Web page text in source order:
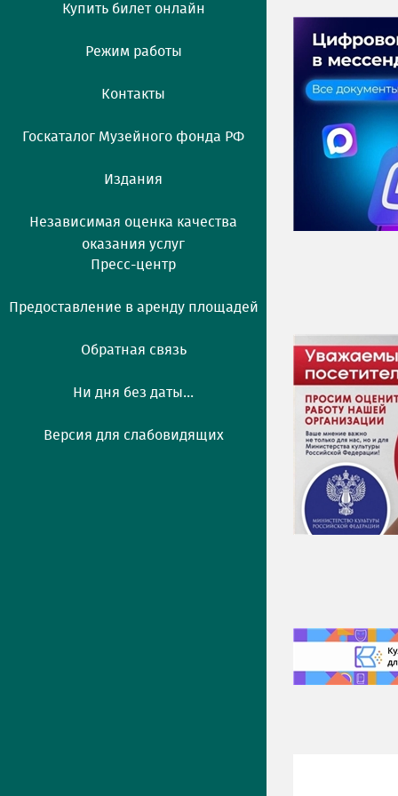
Купить билет онлайн
Режим работы
Контакты
Госкаталог Музейного фонда РФ
Издания
Независимая оценка качества
оказания услуг
Пресс-центр
Предоставление в аренду площадей
Обратная связь
Ни дня без даты...
Версия для слабовидящих